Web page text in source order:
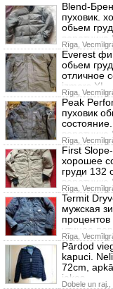
Blend-
пуховик.
обьем
воротника
Rīga,
Everest
обьем
отличное
izmers XL
Rīga,
Peak
пуховик
Rīga,
First
хорошее
груди 132
воротника
Rīga,
Termit
мужская
утиное
Rīga,
Pārdod
kapuci.
72cm,
jakas
Dobele un raj.,